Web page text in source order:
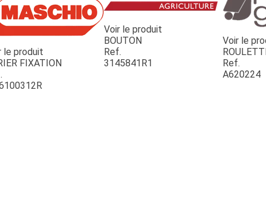
JOUET
le produit
FIXATION
Voir le produit
BOUTON
Ref.
3145841R1
Voir le
Ref.
A620224